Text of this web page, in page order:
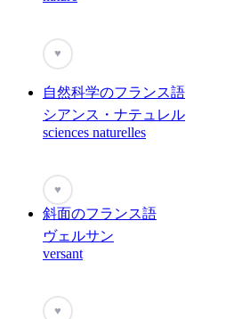
♥
自然科学のフランス語
シアンス・ナテュレル
sciences naturelles
♥
斜面のフランス語
ヴェルサン
versant
♥